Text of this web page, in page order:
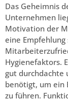
Das Geheimnis
Unternehmen
Motivation der
eine
Hygienefaktors.
gut durchdachte
benötigt, um ein
zu führen.